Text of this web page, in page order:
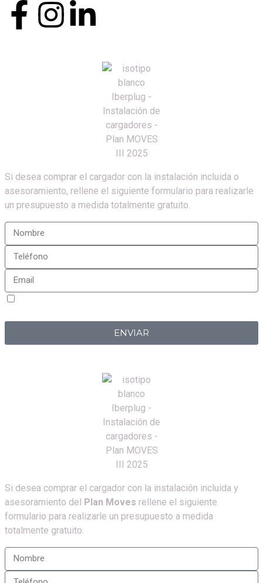
Si desea comprar el cargador con la instalación incluida o
asesoramiento, rellene el siguiente formulario para realizarle
un presupuesto a medida totalmente gratuito.
ENVIAR
Si desea comprar el cargador con la instalación incluida y
asesoramiento del Plan Moves rellene el siguiente
formulario para realizarle un presupuesto a medida
totalmente gratuito.